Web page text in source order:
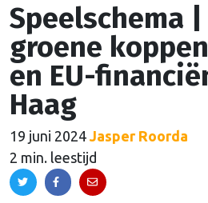
Speelschema
groene
en EU-
Haag
19 juni 2024 Jasper Roorda
2 min. leestijd